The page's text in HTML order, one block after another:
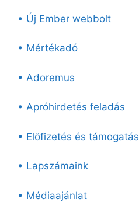
• Új Ember webbolt
• Mértékadó
• Adoremus
• Apróhirdetés feladás
• Előfizetés és támogatás
• Lapszámaink
• Médiaajánlat